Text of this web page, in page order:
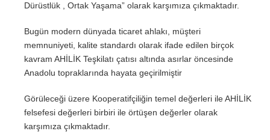
Dürüstlük , Ortak Yaşama” olarak karşımıza çıkmaktadır.
Bugün modern dünyada ticaret ahlakı, müşteri
memnuniyeti, kalite standardı olarak ifade edilen birçok
kavram AHİLİK Teşkilatı çatısı altında asırlar öncesinde
Anadolu topraklarında hayata geçirilmiştir
Görüleceği üzere Kooperatifçiliğin temel değerleri ile AHİLİK
felsefesi değerleri birbiri ile örtüşen değerler olarak
karşımıza çıkmaktadır.